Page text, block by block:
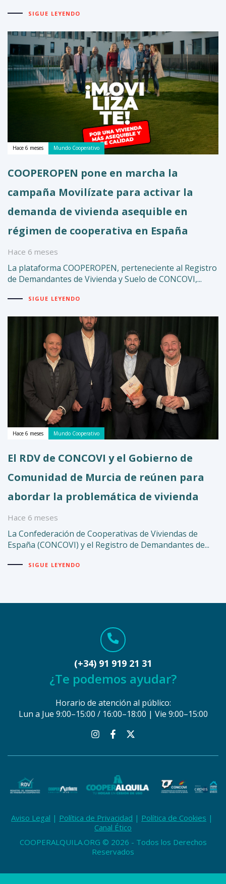
SIGUE LEYENDO
Hace 6 meses Mundo Cooperativo
COOPEROPEN pone en marcha la
campaña Movilízate para activar la
demanda de vivienda asequible en
régimen de cooperativa en España
Hace 6 meses
La plataforma COOPEROPEN, perteneciente al Registro
de Demandantes de Vivienda y Suelo de CONCOVI,...
SIGUE LEYENDO
Hace 6 meses Mundo Cooperativo
El RDV de CONCOVI y el Gobierno de
Comunidad de Murcia de reúnen para
abordar la problemática de vivienda
Hace 6 meses
La Confederación de Cooperativas de Viviendas de
España (CONCOVI) y el Registro de Demandantes de...
SIGUE LEYENDO
(+34) 91 919 21 31
¿Te podemos ayudar?
Horario de atención al público:
Lun a Jue 9:00–15:00 / 16:00–18:00 | Vie 9:00–15:00
Aviso Legal Política de Privacidad
Política de Cookies
Canal Ético
COOPERALQUILA.ORG © 2026 - Todos los Derechos
Reservados